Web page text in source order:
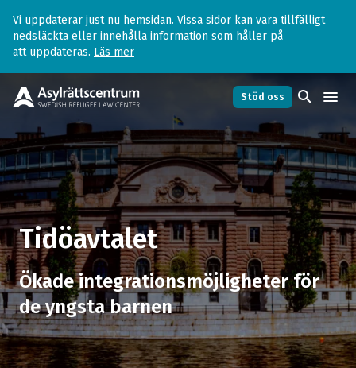
Vi uppdaterar just nu hemsidan. Vissa sidor kan vara tillfälligt
nedsläckta eller innehålla information som håller på
att uppdateras. Läs mer
Stöd oss search menu
Tidöavtalet
Ökade integrationsmöjligheter för
de yngsta barnen
Tidöavtalet arrow_forward
Sammanfattande kommentar arrow_forward
Inre gränskontroller till Sverige ska stärkas arrow_forward
Ökad användning av biometriska data i
utlänningsärenden, avskaffande av
preskription m.m.
arrow_forward